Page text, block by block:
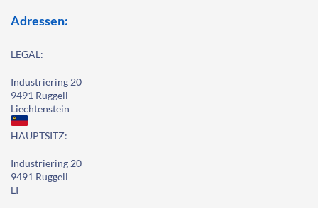
Adressen:
LEGAL:
Industriering 20
9491 Ruggell
Liechtenstein
HAUPTSITZ:
Industriering 20
9491 Ruggell
LI